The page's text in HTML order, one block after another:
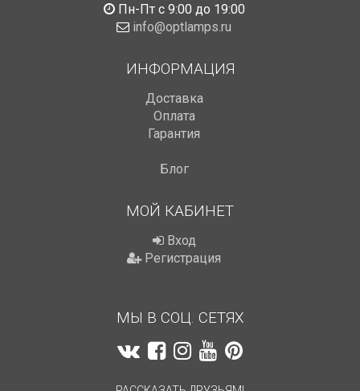
Пн-Пт с 9:00 до 19:00
info@optlamps.ru
ИНФОРМАЦИЯ
Доставка
Оплата
Гарантия
Блог
МОЙ КАБИНЕТ
Вход
Регистрация
МЫ В СОЦ. СЕТЯХ